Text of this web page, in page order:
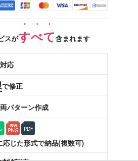
スがすべて含まれます
応
で修正
パターン作成
応じた形式で納品(複数可)